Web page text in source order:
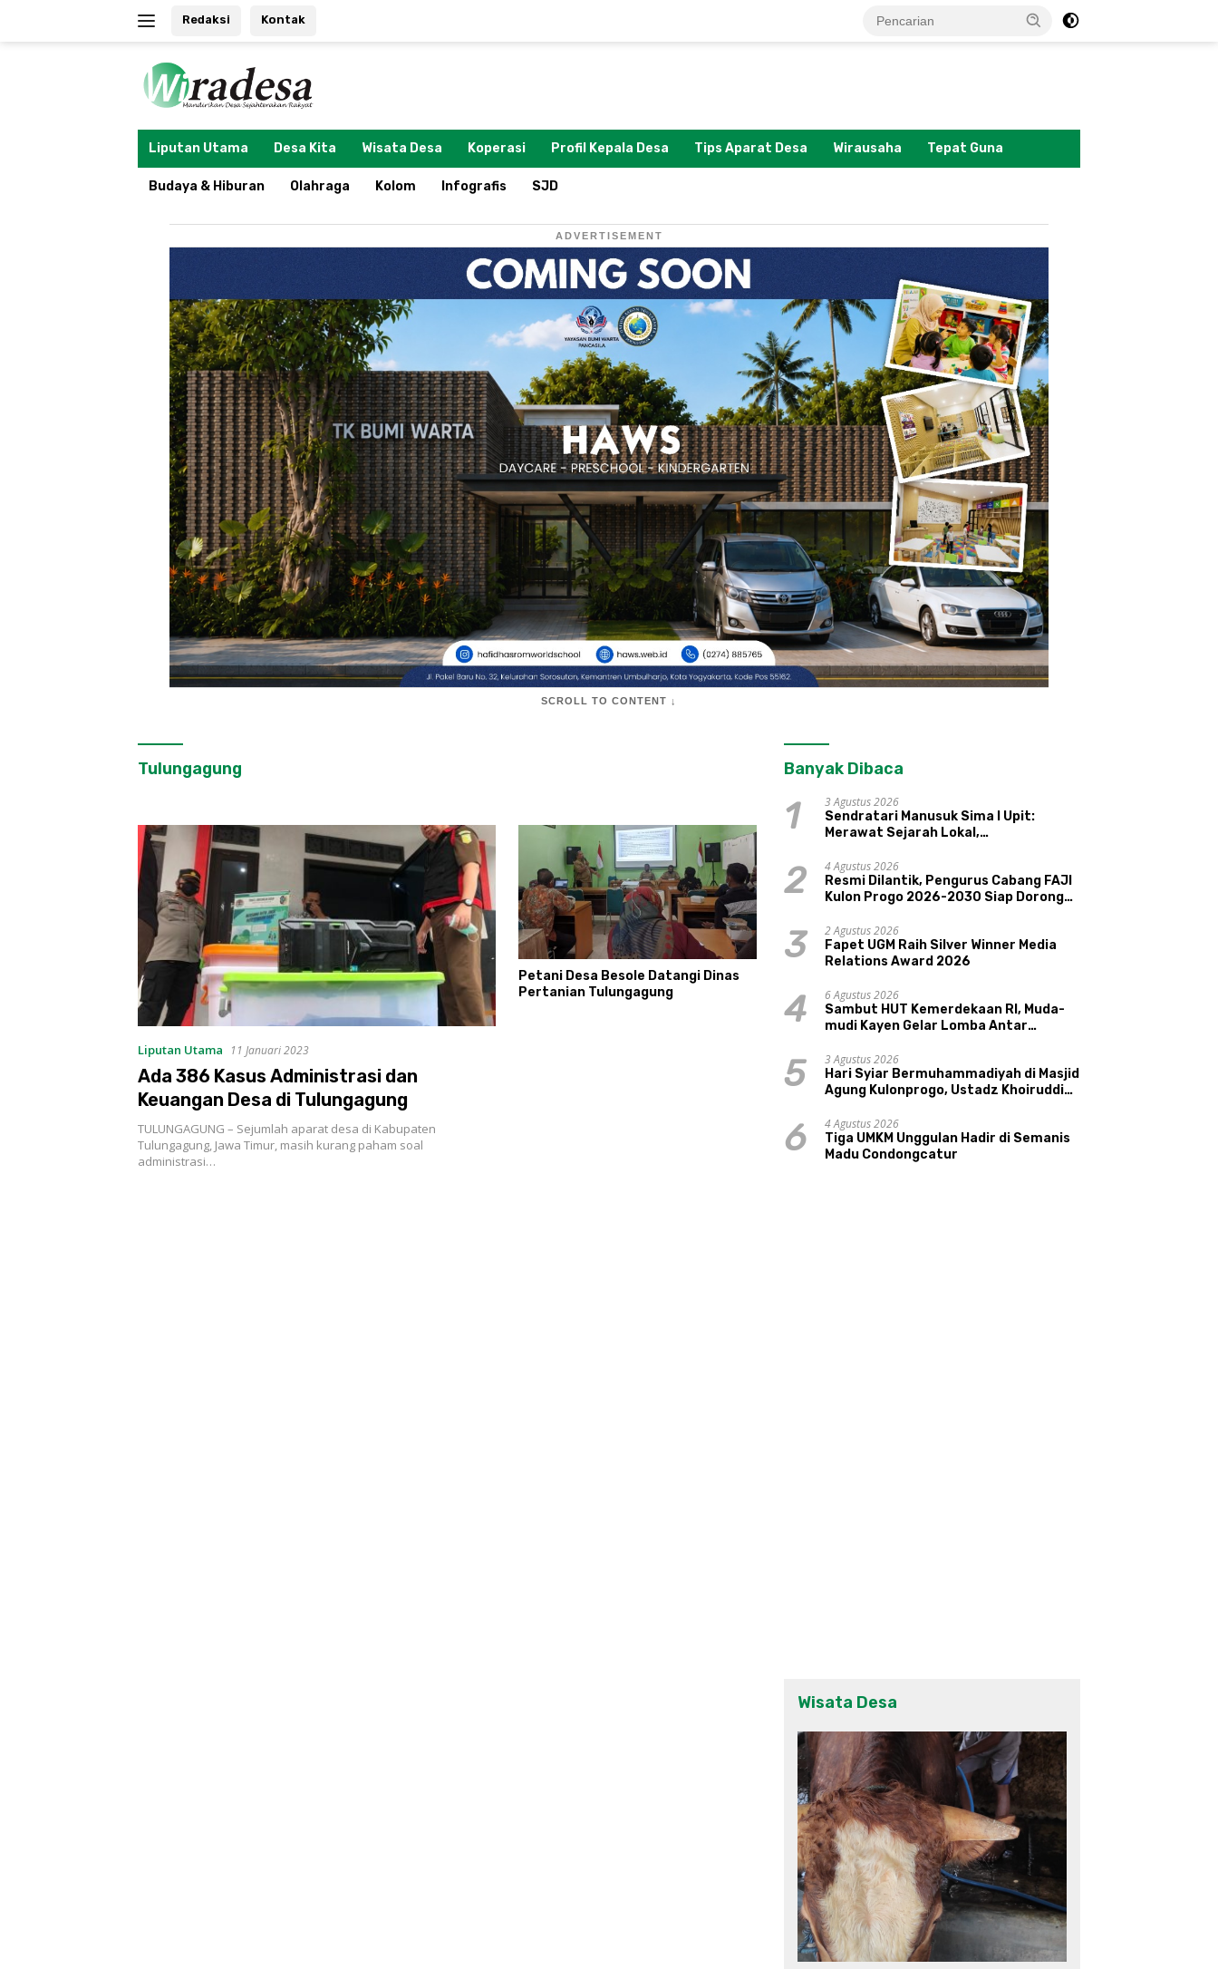
Redaksi Kontak
Liputan Utama Desa Kita Wisata Desa Koperasi Profil Kepala Desa Tips Aparat Desa Wirausaha Tepat Guna
Budaya & Hiburan Olahraga Kolom Infografis SJD
ADVERTISEMENT
SCROLL TO CONTENT ↓
Tulungagung
Liputan Utama 11 Januari 2023
Ada 386 Kasus Administrasi dan
Keuangan Desa di Tulungagung
TULUNGAGUNG – Sejumlah aparat desa di Kabupaten
Tulungagung, Jawa Timur, masih kurang paham soal
administrasi…
Petani Desa Besole Datangi Dinas
Pertanian Tulungagung
Banyak Dibaca
1
3 Agustus 2026
Sendratari Manusuk Sima I Upit:
Merawat Sejarah Lokal,
Pariwisata, dan Ekologi Klaten
2
4 Agustus 2026
Resmi Dilantik, Pengurus Cabang FAJI
Kulon Progo 2026-2030 Siap Dorong
Sungai Progo
3
2 Agustus 2026
Fapet UGM Raih Silver Winner Media
Relations Award 2026
4
6 Agustus 2026
Sambut HUT Kemerdekaan RI, Muda-
mudi Kayen Gelar Lomba Antar
5
3 Agustus 2026
Hari Syiar Bermuhammadiyah di Masjid
Agung Kulonprogo, Ustadz Khoiruddin
Sakinah Adalah Agama
6
4 Agustus 2026
Tiga UMKM Unggulan Hadir di Semanis
Madu Condongcatur
Wisata Desa